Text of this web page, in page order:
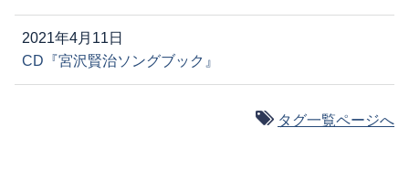
2021年4月11日
CD『宮沢賢治ソングブック』
タグ一覧ページへ